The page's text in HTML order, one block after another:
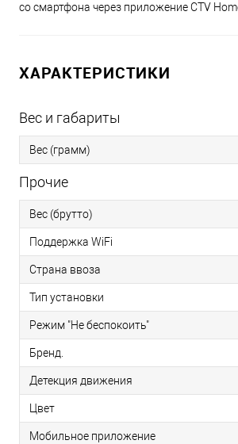
со смартфона через приложение CTV
ХАРАКТЕРИСТИКИ
Вес и габариты
Вес (грамм)
Прочие
Вес (брутто)
Поддержка WiFi
Страна ввоза
Тип установки
Режим "Не беспокоить"
Бренд.
Детекция движения
Цвет
Мобильное приложение